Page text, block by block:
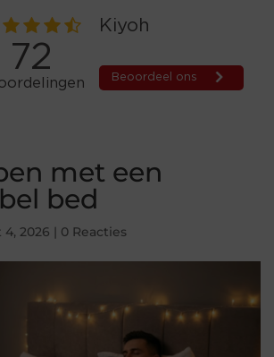
met een
bed
2026 | 0 Reacties